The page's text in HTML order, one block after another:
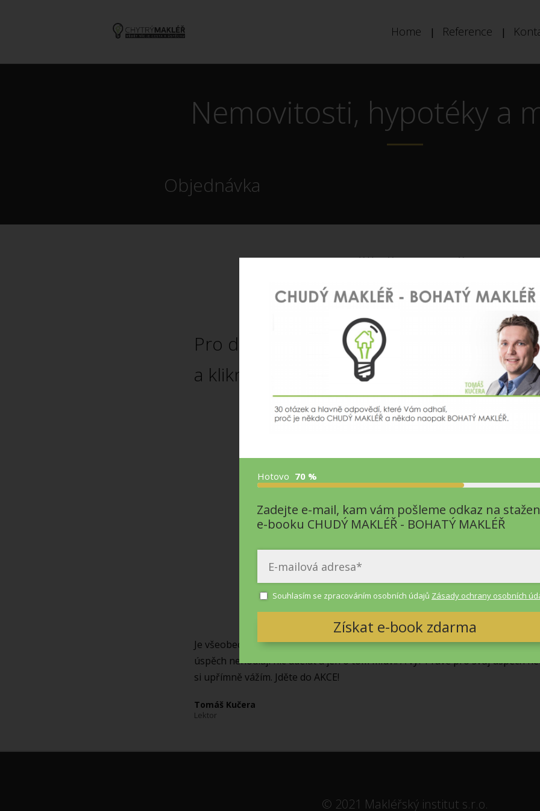
Home Reference
Nemovitosti, hypotéky a
Objednávka
Běžně 1970 Kč
Nyní jen 970 Kč
Pro dokončení objednávky vyplňte
a klikněte na tlačítko „Odeslat“.
Napište na1@chytrymakler.cz
Je všeobecně známo, že 95 % lidí to ve svém oboru nikam nedotáhne. Proč?
úspěch nehodlají nic udělat a jen o tom mluví. A vy? Právě pro svůj úspěch
si upřímně vážím. Jděte do AKCE!
Tomáš Kučera
Lektor
© 2021 Makléřský institut s.r.o.
Hotovo 70 %
Zadejte e-mail, kam vám pošleme odkaz na
e-booku CHUDÝ MAKLÉŘ - BOHATÝ MAKLÉŘ
Souhlasím se zpracováním osobních údajů Zásady ochrany osobních
Získat e-book zdarma